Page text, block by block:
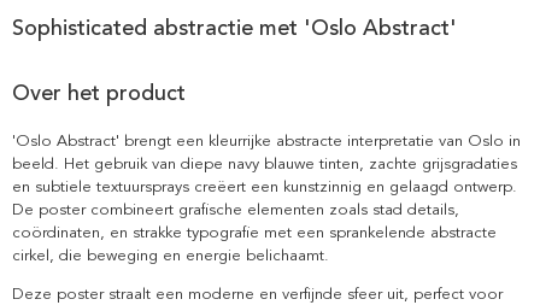
Sophisticated abstractie met 'Oslo Abstract'
Over het product
'Oslo Abstract' brengt een kleurrijke abstracte interpretatie van Oslo in
beeld. Het gebruik van diepe navy blauwe tinten, zachte grijsgradaties
en subtiele textuursprays creëert een kunstzinnig en gelaagd ontwerp.
De poster combineert grafische elementen zoals stad details,
coördinaten, en strakke typografie met een sprankelende abstracte
cirkel, die beweging en energie belichaamt.
Deze poster straalt een moderne en verfijnde sfeer uit, perfect voor